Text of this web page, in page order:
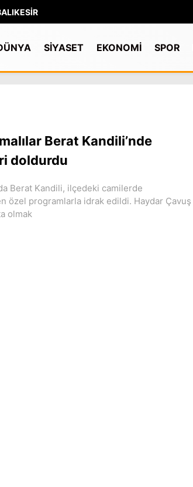
SİYASET EKONOMİ SPOR
Berat Kandili’nde
doldurdu
Berat Kandili, ilçedeki camilerde
özel programlarla idrak edildi. Haydar Çavuş
olmak